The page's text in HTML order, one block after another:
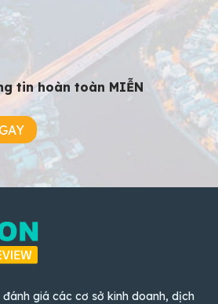
tin hoàn toàn MIỄN
giá các cơ sở kinh doanh, dịch